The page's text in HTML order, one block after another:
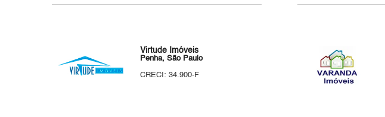
Virtude Imóveis
Penha, São Paulo
CRECI: 34.900-F